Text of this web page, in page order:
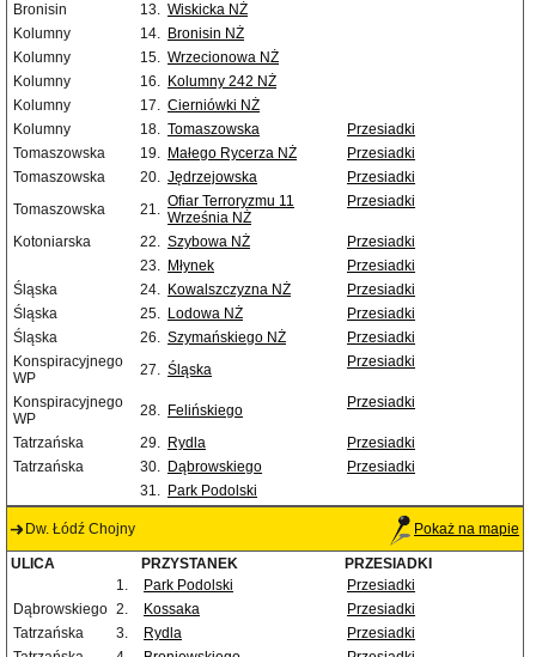
Bronisin
13. Wiskicka NŻ
Kolumny
14. Bronisin NŻ
Kolumny
15. Wrzecionowa NŻ
Kolumny
16. Kolumny 242 NŻ
Kolumny
17. Cierniówki NŻ
Kolumny
18. Tomaszowska
Przesiadki
Tomaszowska
19. Małego Rycerza NŻ
Przesiadki
Tomaszowska
20. Jędrzejowska
Przesiadki
Tomaszowska
21. Ofiar Terroryzmu 11
Września NŻ
Przesiadki
Kotoniarska 22. Szybowa NŻ
Przesiadki
23. Młynek
Przesiadki
Śląska
24. Kowalszczyzna NŻ
Przesiadki
Śląska
25. Lodowa NŻ
Przesiadki
Śląska
26. Szymańskiego NŻ
Przesiadki
Konspiracyjnego
WP
27. Śląska Przesiadki
Konspiracyjnego
WP
28. Felińskiego Przesiadki
Tatrzańska 29. Rydla
Przesiadki
Tatrzańska
30. Dąbrowskiego
Przesiadki
31. Park Podolski
Dw. Łódź Chojny Pokaż na mapie
ULICA PRZYSTANEK
PRZESIADKI
1.
Park Podolski
Przesiadki
Dąbrowskiego 2. Kossaka
Przesiadki
Tatrzańska
3. Rydla
Przesiadki